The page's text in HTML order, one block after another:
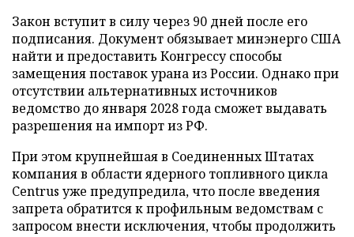
Закон вступит в силу через 90 дней после его
подписания. Документ обязывает минэнерго США
найти и предоставить Конгрессу способы
замещения поставок урана из России. Однако при
отсутствии альтернативных источников
ведомство до января 2028 года сможет выдавать
разрешения на импорт из РФ.
При этом крупнейшая в Соединенных Штатах
компания в области ядерного топливного цикла
Centrus уже предупредила, что после введения
запрета обратится к профильным ведомствам с
запросом внести исключения, чтобы продолжить